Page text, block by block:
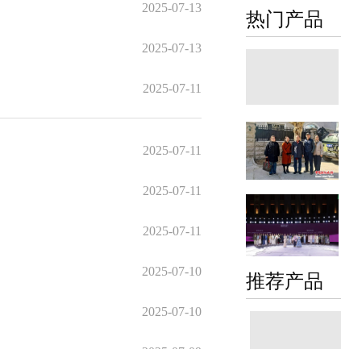
热门产品
推荐产品
2025-07-13
2025-07-13
2025-07-11
2025-07-11
2025-07-11
2025-07-11
2025-07-10
2025-07-10